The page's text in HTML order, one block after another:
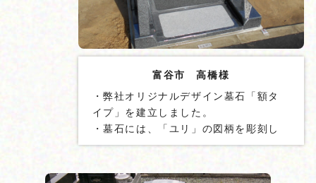
富谷市 高橋様
・弊社オリジナルデザイン墓石「額タ
イプ」を建立しました。
・墓石には、「ユリ」の図柄を彫刻し
ました。
しました。